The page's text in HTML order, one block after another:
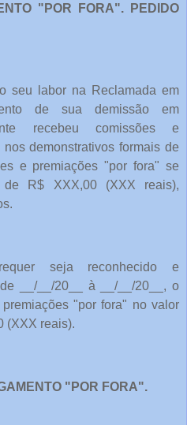
"POR FORA". PEDIDO
seu labor na Reclamada em
de sua demissão em
recebeu comissões e
demonstrativos formais de
e premiações "por fora" se
R$ XXX,00 (XXX reais),
seja reconhecido e
__/__/20__ à __/__/20__, o
"por fora" no valor
(XXX reais).
"POR FORA".